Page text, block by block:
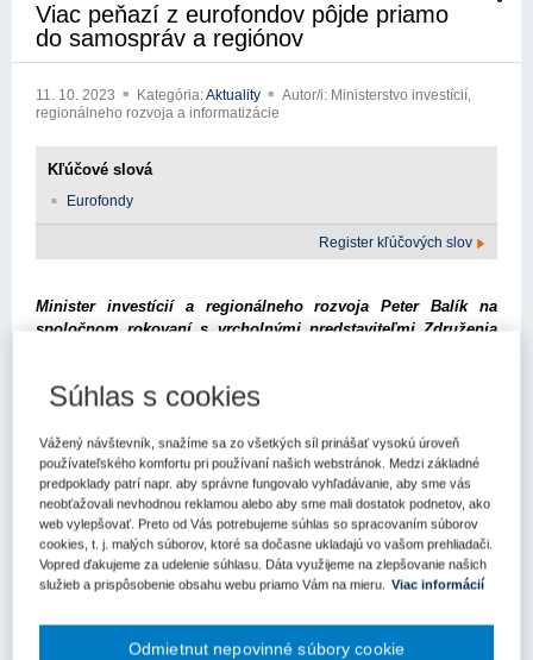
Viac peňazí z eurofondov pôjde priamo
do samospráv a regiónov
11. 10. 2023 Kategória:Aktuality
Autor/i: Ministerstvo investícií,
regionálneho rozvoja a informatizácie
Kľúčové slová
Eurofondy
Register kľúčových slov
Minister investícií a regionálneho rozvoja Peter Balík na
spoločnom rokovaní s vrcholnými predstaviteľmi Združenia
pôsobenie úradníckej vlády. Minister zdôraznil potrebu, aby aj
regiónov a samospráv a zabezpečila pre ne aj adekvátne
finančné krytie.
„Od začiatku pozorne načúvame potrebám regiónov a spoločne sa
snažíme riešiť ich problémy. Ministerstvo regionálneho rozvoja je
tu pre regióny a samosprávy a máme spoločný cieľ – aby ľudia na
Slovensku mali kvalitný život, dobrú prácu a moderné fungujúce
služby. Tohto sme sa držali počas celého pôsobenia našej
regióny o ďalších viac ako 200 miliónov eur,“
uviedol minister
Súhlas s cookies
Vážený návštevník, snažíme sa zo všetkých síl prinášať vysokú úroveň
používateľského komfortu pri používaní našich webstránok. Medzi základné
predpoklady patrí napr. aby správne fungovalo vyhľadávanie, aby sme vás
neobťažovali nevhodnou reklamou alebo aby sme mali dostatok podnetov, ako
web vylepšovať. Preto od Vás potrebujeme súhlas so spracovaním súborov
cookies, t. j. malých súborov, ktoré sa dočasne ukladajú vo vašom prehliadači.
Vopred ďakujeme za udelenie súhlasu. Dáta využijeme na zlepšovanie našich
služieb a prispôsobenie obsahu webu priamo Vám na mieru. Viac informácií
Odmietnut nepovinné súbory cookie